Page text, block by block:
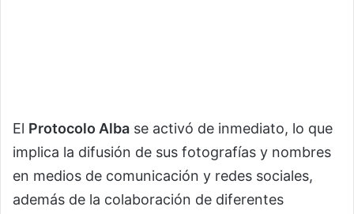
El Protocolo Alba se activó de inmediato, lo que
implica la difusión de sus fotografías y nombres
en medios de comunicación y redes sociales,
además de la colaboración de diferentes